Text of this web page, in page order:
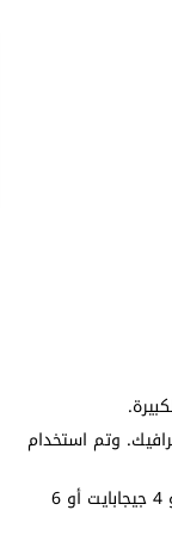
للرسوميات والجرافيك. وتم استخدام
الذاكرة الداخلية بسعة 32 جيجابايات أو 64 جيجابايت أو 128 جيجابايت بينما الذاكرة العشوائية بسعة 3 جيجابايت أو 4 جيجابايت أو 6